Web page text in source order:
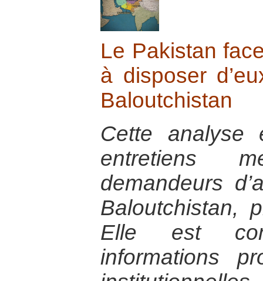
Le Pakistan
à disposer
Baloutchistan
Cette analyse
entretiens
demandeurs
Baloutchistan,
Elle est
informations